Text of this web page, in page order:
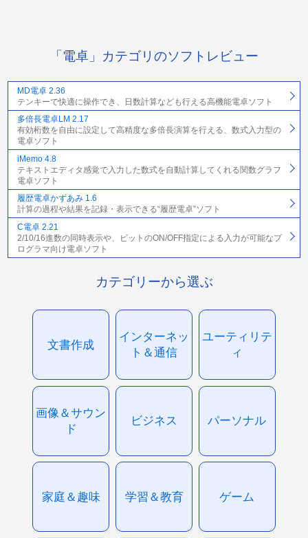
「電卓」カテゴリのソフトレビュー
MD電卓 2.36
テンキーで快適に操作でき、日数計算なども行える高機能電卓ソフト
多倍長電卓LM 2.17
有効桁数を自由に設定して高精度な多倍長演算を行える、数式入力型の
電卓ソフト
iMemo 4.8
テキストエディタ感覚で入力した数式を自動計算してくれる関数グラフ
電卓ソフト
履歴電卓かずあみ 1.6
計算の過程や結果を記録・表示できる“履歴電卓”ソフト
C電卓 2.21
2/10/16進数の同時表示や、ビットのON/OFF指定による入力が可能なプ
ログラマ向け電卓ソフト
カテゴリーから選ぶ
文書作成
インターネッ
ト＆通信
ユーティリテ
ィ
画像＆サウン
ド
ビジネス パーソナル
家庭＆趣味 学習＆教育 ゲーム